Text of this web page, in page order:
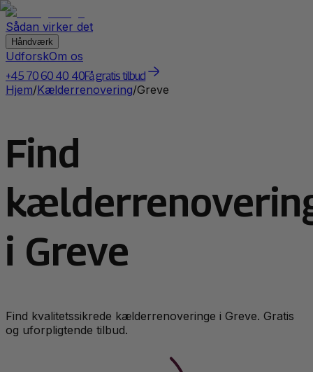
Sådan virker det
Håndværk
UdforskOm os
+45 70 60 40 40Få gratis tilbud
Hjem/Kælderrenovering/Greve
Find
i Greve
Find kvalitetssikrede kælderrenoveringe i Greve. Gratis
og uforpligtende tilbud.